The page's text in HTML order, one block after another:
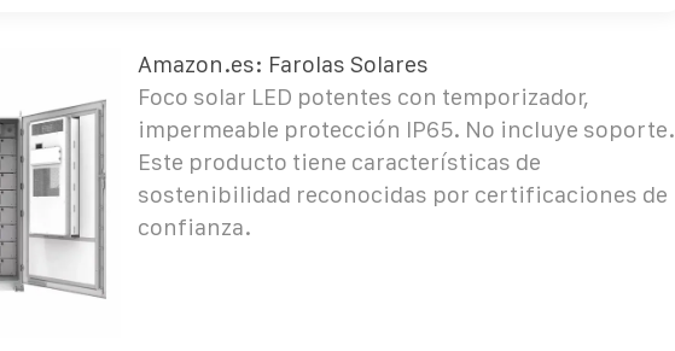
Amazon.es: Farolas Solares
Foco solar LED potentes con temporizador,
impermeable protección IP65. No incluye soporte.
Este producto tiene características de
sostenibilidad reconocidas por certificaciones de
confianza.